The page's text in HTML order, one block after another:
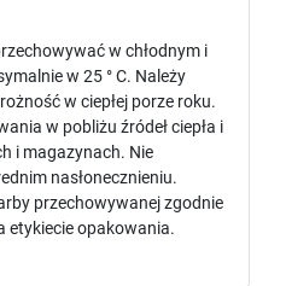
w chłodnym i
w 25 ° C. Należy
w ciepłej porze roku.
w pobliżu źródeł ciepła i
i magazynach. Nie
nasłonecznieniu.
przechowywanej zgodnie
etykiecie opakowania.